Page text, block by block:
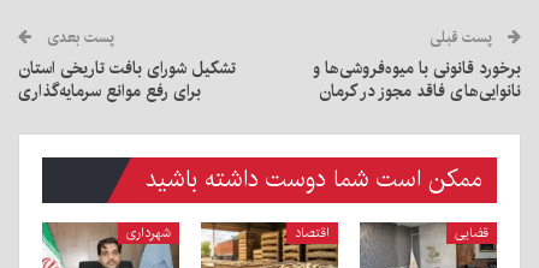
پست قبلی
برخورد قانونی با میوه‌فروشی‌ها و
نانوایی‌های فاقد مجوز در کرمان
پست بعدی
تشکیل شورای بافت تاریخی استان
برای رفع موانع سرمایه‌گذاری
ممکن است شما دوست داشته باشید
قضایی اقتصاد شهرداری